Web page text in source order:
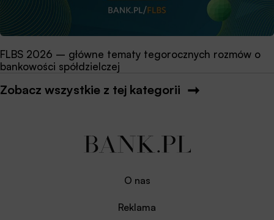
FLBS 2026 – główne tematy tegorocznych rozmów o
bankowości spółdzielczej
Zobacz wszystkie z tej kategorii
O nas
Reklama